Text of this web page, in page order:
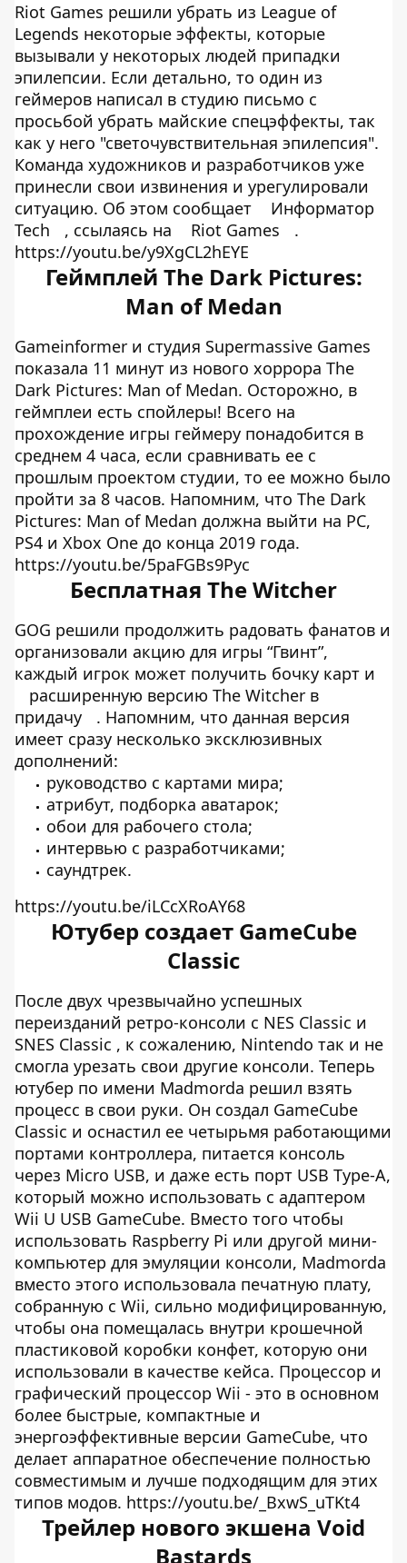
Riot Games решили убрать из League of
Legends некоторые эффекты, которые
вызывали у некоторых людей припадки
эпилепсии. Если детально, то один из
геймеров написал в студию письмо с
просьбой убрать майские спецэффекты, так
как у него "светочувствительная эпилепсия".
Команда художников и разработчиков уже
принесли свои извинения и урегулировали
ситуацию. Об этом сообщает
Информатор
Tech
, ссылаясь на Riot Games
.
https://youtu.be/y9XgCL2hEYE
Геймплей The Dark Pictures:
Man of Medan
Gameinformer и студия Supermassive Games
показала 11 минут из нового хоррора The
Dark Pictures: Man of Medan. Осторожно, в
геймплеи есть спойлеры! Всего на
прохождение игры геймеру понадобится в
среднем 4 часа, если сравнивать ее с
прошлым проектом студии, то ее можно было
пройти за 8 часов. Напомним, что The Dark
Pictures: Man of Medan должна выйти на PC,
PS4 и Xbox One до конца 2019 года.
https://youtu.be/5paFGBs9Pyc
Бесплатная The Witcher
GOG решили продолжить радовать фанатов и
организовали акцию для игры “Гвинт”,
каждый игрок может получить бочку карт и
расширенную версию The Witcher в
придачу
. Напомним, что данная версия
имеет сразу несколько эксклюзивных
дополнений:
руководство с картами мира;
атрибут, подборка аватарок;
обои для рабочего стола;
интервью с разработчиками;
саундтрек.
https://youtu.be/iLCcXRoAY68
Ютубер создает GameCube
Classic
После двух чрезвычайно успешных
переизданий ретро-консоли с NES Classic и
SNES Classic , к сожалению, Nintendo так и не
смогла урезать свои другие консоли. Теперь
ютубер по имени Madmorda решил взять
процесс в свои руки. Он создал GameCube
Classic и оснастил ее четырьмя работающими
портами контроллера, питается консоль
через Micro USB, и даже есть порт USB Type-A,
который можно использовать с адаптером
Wii U USB GameCube. Вместо того чтобы
использовать Raspberry Pi или другой мини-
компьютер для эмуляции консоли, Madmorda
вместо этого использовала печатную плату,
собранную с Wii, сильно модифицированную,
чтобы она помещалась внутри крошечной
пластиковой коробки конфет, которую они
использовали в качестве кейса. Процессор и
графический процессор Wii - это в основном
более быстрые, компактные и
энергоэффективные версии GameCube, что
делает аппаратное обеспечение полностью
совместимым и лучше подходящим для этих
типов модов. https://youtu.be/_BxwS_uTKt4
Трейлер нового экшена Void
Bastards